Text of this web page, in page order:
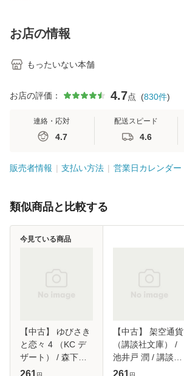
恵 藤本幸三 / 南江
堂 [単行
お店の情報
もったいない本舗
お店の評価： 4.7点 (830件)
連絡・応対
4.7
配送スピード
4.6
販売者情報 支払い方法 営業日カレンダー
類似商品と比較する
【中古】 ゆびさき
と恋々 4 （KC デ
ザート） / 森下
suu / 講談社 [コミ
261
今見ている商品
【中古】 架空通貨
（講談社文庫） /
池井戸 潤 / 講談社
[文庫]【メール便送
261